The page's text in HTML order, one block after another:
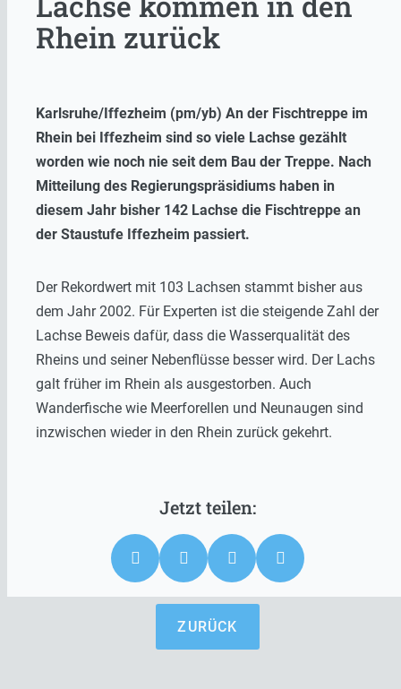
Rhein zurück
Karlsruhe/Iffezheim (pm/yb) An der Fischtreppe im
Rhein bei Iffezheim sind so viele Lachse gezählt
worden wie noch nie seit dem Bau der Treppe. Nach
Mitteilung des Regierungspräsidiums haben in
diesem Jahr bisher 142 Lachse die Fischtreppe an
der Staustufe Iffezheim passiert.
Der Rekordwert mit 103 Lachsen stammt bisher aus
dem Jahr 2002. Für Experten ist die steigende Zahl der
Lachse Beweis dafür, dass die Wasserqualität des
Rheins und seiner Nebenflüsse besser wird. Der Lachs
galt früher im Rhein als ausgestorben. Auch
Wanderfische wie Meerforellen und Neunaugen sind
inzwischen wieder in den Rhein zurück gekehrt.
ZURÜCK